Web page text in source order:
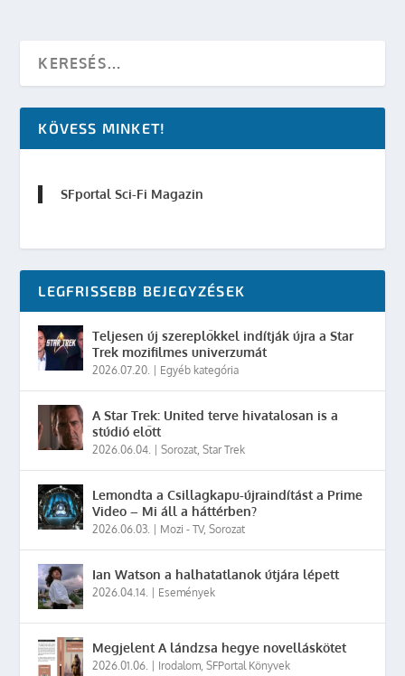
KÖVESS MINKET!
SFportal Sci-Fi Magazin
LEGFRISSEBB BEJEGYZÉSEK
Teljesen új szereplőkkel indítják újra a Star
Trek mozifilmes univerzumát
2026.07.20. | Egyéb kategória
A Star Trek: United terve hivatalosan is a
stúdió előtt
2026.06.04. |Sorozat ,Star Trek
Lemondta a Csillagkapu-újraindítást a Prime
Video – Mi áll a háttérben?
2026.06.03. | Mozi - TV,Sorozat
Ian Watson a halhatatlanok útjára lépett
2026.04.14. | Események
Megjelent A lándzsa hegye novelláskötet
2026.01.06. | Irodalom ,SFPortal Könyvek